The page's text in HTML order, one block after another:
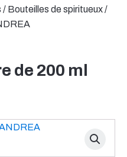
/ Bouteilles de spiritueux/
de 200 ml